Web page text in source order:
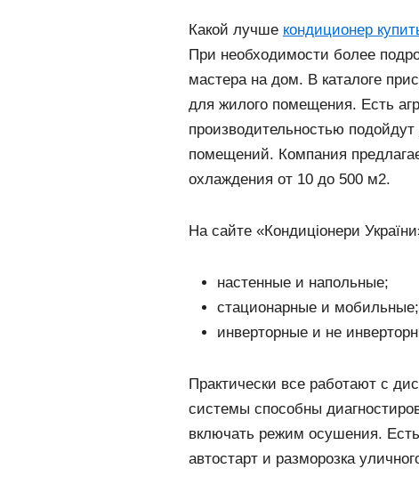
Какой лучше кондиционер
При необходимости более
мастера на дом. В каталоге
для жилого помещения. Есть
производительностью
помещений. Компания
охлаждения от 10 до 500 м2.
На сайте «Кондиціонери
настенные и напольные;
стационарные и мобильные;
инверторные и не
Практически все работают с
системы способны
включать режим осушения.
автостарт и разморозка